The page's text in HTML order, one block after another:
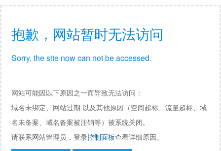
抱歉，网站暂时无法访问
Sorry, the site now can not be accessed.
网站可能因以下原因之一而导致无法访问：
域名未绑定、网站过期 以及其他原因（空间超标、流量超标、域
名未备案、域名备案被注销等）被系统关闭。
请联系网站管理员，登录控制面板查看详细原因。